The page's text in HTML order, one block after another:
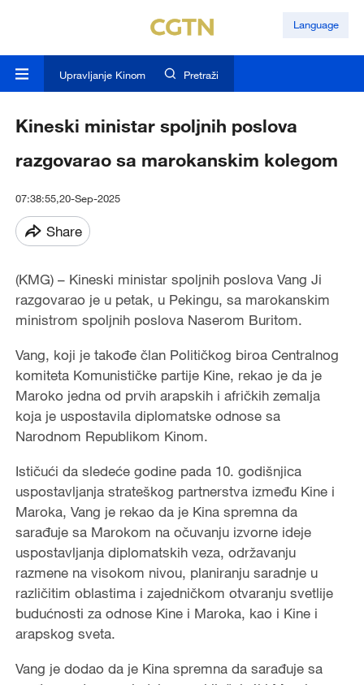
Language
Upravljanje Kinom Pretraži
Kineski ministar spoljnih poslova
razgovarao sa marokanskim kolegom
07:38:55,20-Sep-2025
Share
(KMG) – Kineski ministar spoljnih poslova Vang Ji
razgovarao je u petak, u Pekingu, sa marokanskim
ministrom spoljnih poslova Naserom Buritom.
Vang, koji je takođe član Političkog biroa Centralnog
komiteta Komunističke partije Kine, rekao je da je
Maroko jedna od prvih arapskih i afričkih zemalja
koja je uspostavila diplomatske odnose sa
Narodnom Republikom Kinom.
Ističući da sledeće godine pada 10. godišnjica
uspostavljanja strateškog partnerstva između Kine i
Maroka, Vang je rekao da je Kina spremna da
sarađuje sa Marokom na očuvanju izvorne ideje
uspostavljanja diplomatskih veza, održavanju
razmene na visokom nivou, planiranju saradnje u
različitim oblastima i zajedničkom otvaranju svetlije
budućnosti za odnose Kine i Maroka, kao i Kine i
arapskog sveta.
Vang je dodao da je Kina spremna da sarađuje sa